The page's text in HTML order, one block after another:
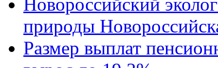
природы
Размер выплат